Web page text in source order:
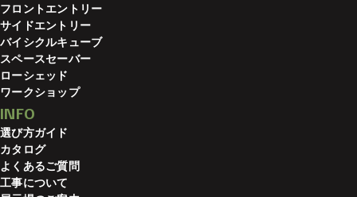
フロントエントリー
サイドエントリー
バイシクルキューブ
スペースセーバー
ローシェッド
ワークショップ
INFO
選び方ガイド
カタログ
よくあるご質問
工事について